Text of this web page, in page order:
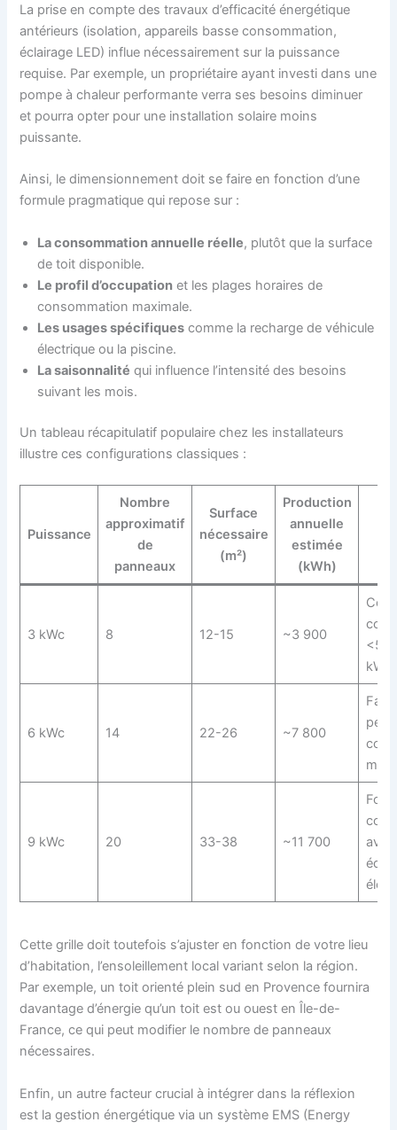
La prise en compte des travaux d’efficacité énergétique
antérieurs (isolation, appareils basse consommation,
éclairage LED) influe nécessairement sur la puissance
requise. Par exemple, un propriétaire ayant investi dans une
pompe à chaleur performante verra ses besoins diminuer
et pourra opter pour une installation solaire moins
puissante.
Ainsi, le dimensionnement doit se faire en fonction d’une
formule pragmatique qui repose sur :
La consommation annuelle réelle, plutôt que la surface
de toit disponible.
Le profil d’occupation et les plages horaires de
consommation maximale.
Les usages spécifiques comme la recharge de véhicule
électrique ou la piscine.
La saisonnalité qui influence l’intensité des besoins
suivant les mois.
Un tableau récapitulatif populaire chez les installateurs
illustre ces configurations classiques :
Puissance
Nombre
approximatif
de
panneaux
Surface
nécessaire
(m²)
Production
annuelle
estimée
(kWh)
3 kWc 8 12-15 ~3 900
<5
6 kWc 14 22-26 ~7 800
9 kWc 20 33-38 ~11 700
avec
Cette grille doit toutefois s’ajuster en fonction de votre lieu
d’habitation, l’ensoleillement local variant selon la région.
Par exemple, un toit orienté plein sud en Provence fournira
davantage d’énergie qu’un toit est ou ouest en Île-de-
France, ce qui peut modifier le nombre de panneaux
nécessaires.
Enfin, un autre facteur crucial à intégrer dans la réflexion
est la gestion énergétique via un système EMS (Energy